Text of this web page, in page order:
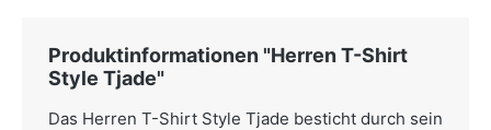
Produktinformationen "Herren T-Shirt
Style Tjade"
Das Herren T-Shirt Style Tjade besticht durch sein